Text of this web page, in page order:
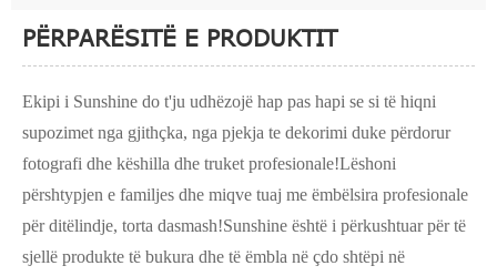
PËRPARËSITË E PRODUKTIT
Ekipi i Sunshine do t'ju udhëzojë hap pas hapi se si të hiqni
supozimet nga gjithçka, nga pjekja te dekorimi duke përdorur
fotografi dhe këshilla dhe truket profesionale!Lëshoni
përshtypjen e familjes dhe miqve tuaj me ëmbëlsira profesionale
për ditëlindje, torta dasmash!Sunshine është i përkushtuar për të
sjellë produkte të bukura dhe të ëmbla në çdo shtëpi në